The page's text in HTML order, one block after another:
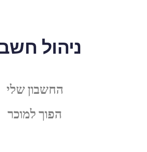
ניהול
החשבון שלי
הפוך למוכר